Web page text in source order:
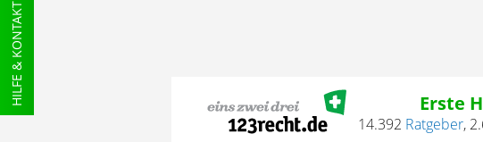
HILFE & KONTAKT Erste
14.392 Ratgeber,